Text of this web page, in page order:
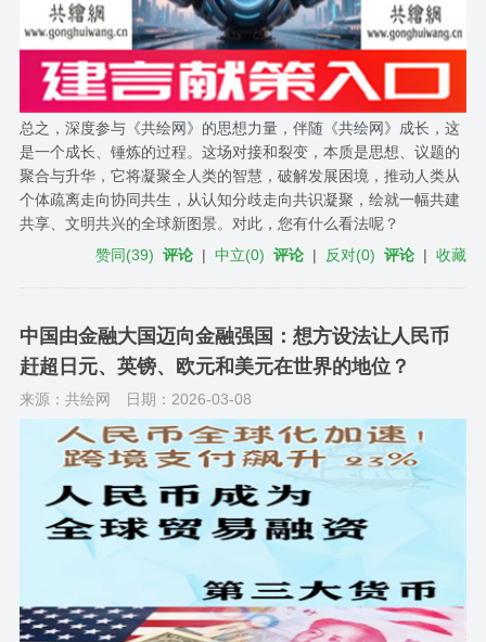
总之，深度参与《共绘网》的思想力量，伴随《共绘网》成长，这
是一个成长、锤炼的过程。这场对接和裂变，本质是思想、议题的
聚合与升华，它将凝聚全人类的智慧，破解发展困境，推动人类从
个体疏离走向协同共生，从认知分歧走向共识凝聚，绘就一幅共建
共享、文明共兴的全球新图景。对此，您有什么看法呢？
赞同(39) 评论 |中立(0) 评论 | 反对(0) 评论 |收藏
中国由金融大国迈向金融强国：想方设法让人民币
赶超日元、英镑、欧元和美元在世界的地位？
来源：共绘网 日期：2026-03-08